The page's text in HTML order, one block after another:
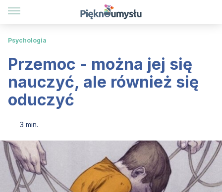
Psychologia
Przemoc - można jej się
nauczyć, ale również się
oduczyć
3 min.